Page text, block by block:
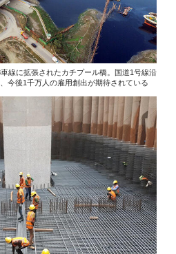
線に拡張されたカチプール橋。国道1号線沿
今後1千万人の雇用創出が期待されている